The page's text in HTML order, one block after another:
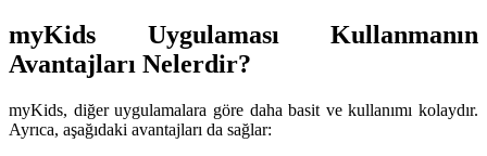
myKids Uygulaması Kullanmanın
Avantajları Nelerdir?
myKids, diğer uygulamalara göre daha basit ve kullanımı kolaydır.
Ayrıca, aşağıdaki avantajları da sağlar: